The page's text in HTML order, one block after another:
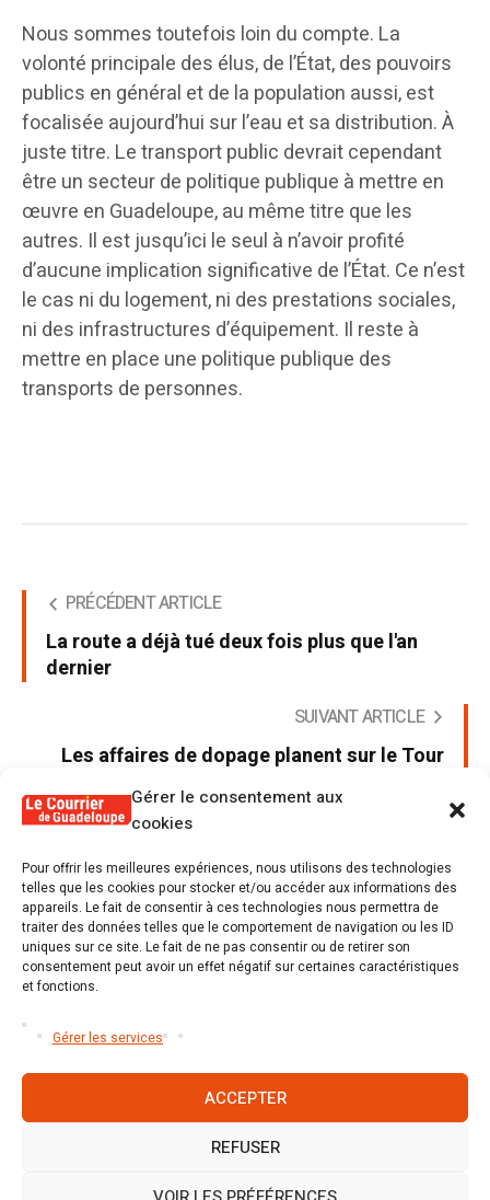
Gérer le consentement aux
cookies
Pour offrir les meilleures expériences, nous utilisons des technologies
telles que les cookies pour stocker et/ou accéder aux informations des
appareils. Le fait de consentir à ces technologies nous permettra de
traiter des données telles que le comportement de navigation ou les ID
uniques sur ce site. Le fait de ne pas consentir ou de retirer son
consentement peut avoir un effet négatif sur certaines caractéristiques
et fonctions.
Gérer les services
ACCEPTER
REFUSER
Nous sommes toutefois loin du compte. La
volonté principale des élus, de l’État, des pouvoirs
publics en général et de la population aussi, est
focalisée aujourd’hui sur l’eau et sa distribution. À
juste titre. Le transport public devrait cependant
être un secteur de politique publique à mettre en
œuvre en Guadeloupe, au même titre que les
autres. Il est jusqu’ici le seul à n’avoir profité
d’aucune implication significative de l’État. Ce n’est
le cas ni du logement, ni des prestations sociales,
ni des infrastructures d’équipement. Il reste à
mettre en place une politique publique des
transports de personnes.
PRÉCÉDENT ARTICLE
La route a déjà tué deux fois plus que l'an
dernier
SUIVANT ARTICLE
Les affaires de dopage planent sur le Tour
Poster un commentaire
Tu dois êtreconnectéPoster un commentaire.
Nous contacter
Politique de cookies (UE)